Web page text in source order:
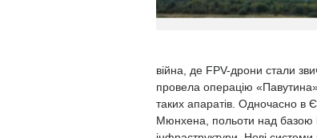
війна, де FPV-дрони стали
провела операцію
таких апаратів. Одночасно в
Мюнхена, польоти над базою